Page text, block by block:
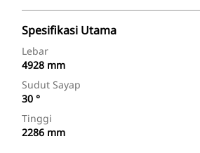
Spesifikasi Utama
Lebar
4928 mm
Sudut Sayap
30 °
Tinggi
2286 mm